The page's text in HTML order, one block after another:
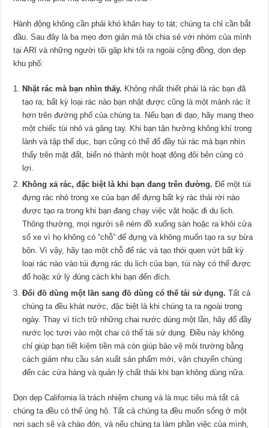
Hành động không cần phải khó khăn hay to tát; chúng ta chỉ cần bắt
đầu. Sau đây là ba mẹo đơn giản mà tôi chia sẻ với nhóm của mình
tại ARI và những người tôi gặp khi tôi ra ngoài cộng đồng, dọn dẹp
khu phố:
Nhặt rác mà bạn nhìn thấy. Không nhất thiết phải là rác bạn đã
tạo ra; bất kỳ loại rác nào bạn nhặt được cũng là một mảnh rác ít
hơn trên đường phố của chúng ta. Nếu bạn đi dạo, hãy mang theo
một chiếc túi nhỏ và găng tay. Khi bạn tận hưởng không khí trong
lành và tập thể dục, bạn cũng có thể đổ đầy túi rác mà bạn nhìn
thấy trên mặt đất, biến nó thành một hoạt động đôi bên cùng có
lợi.
Không xả rác, đặc biệt là khi bạn đang trên đường. Để một túi
đựng rác nhỏ trong xe của bạn để đựng bất kỳ rác thải rời nào
được tạo ra trong khi bạn đang chạy việc vặt hoặc đi du lịch.
Thông thường, mọi người sẽ ném đồ xuống sàn hoặc ra khỏi cửa
sổ xe vì họ không có “chỗ” để đựng và không muốn tạo ra sự bừa
bộn. Vì vậy, hãy tạo một chỗ để rác và tạo thói quen vứt bất kỳ
loại rác nào vào túi đựng rác du lịch của bạn, túi này có thể được
đổ hoặc xử lý đúng cách khi bạn đến đích.
Đổi đồ dùng một lần sang đồ dùng có thể tái sử dụng.Tất cả
chúng ta đều khát nước, đặc biệt là khi chúng ta ra ngoài trong
ngày. Thay vì tích trữ những chai nước dùng một lần, hãy đổ đầy
nước lọc tươi vào một chai có thể tái sử dụng. Điều này không
chỉ giúp bạn tiết kiệm tiền mà còn giúp bảo vệ môi trường bằng
cách giảm nhu cầu sản xuất sản phẩm mới, vận chuyển chúng
đến các cửa hàng và quản lý chất thải khi bạn không dùng nữa.
Dọn dẹp California là trách nhiệm chung và là mục tiêu mà tất cả
chúng ta đều có thể ủng hộ. Tất cả chúng ta đều muốn sống ở một
nơi sạch sẽ và chào đón, và nếu chúng ta làm phần việc của mình,